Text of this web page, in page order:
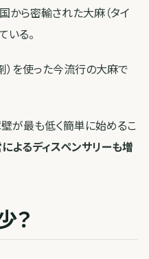
から密輸された大麻（タイ
る。
）を使った今流行の大麻で
が最も低く簡単に始めるこ
よるディスペンサリーも増
？